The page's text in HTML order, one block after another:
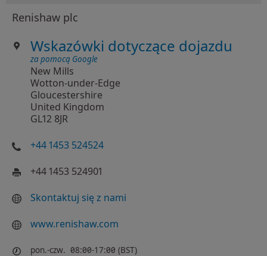
Renishaw plc
Wskazówki dotyczące dojazdu
za pomocą Google
New Mills
Wotton-under-Edge
Gloucestershire
United Kingdom
GL12 8JR
+44 1453 524524
+44 1453 524901
Skontaktuj się z nami
www.renishaw.com
pon.-czw. 08:00-17:00 (BST)